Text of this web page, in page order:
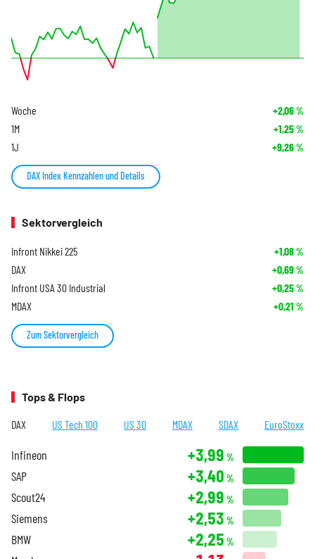
Woche +2,06%
1M +1,25%
1J +9,26%
DAX Index Kennzahlen und Details
Sektorvergleich
Infront Nikkei 225 +1,08%
DAX +0,69%
Infront USA 30 Industrial +0,25%
MDAX +0,21 %
Zum Sektorvergleich
Tops & Flops
DAX US Tech 100 US 30 MDAX SDAX EuroStoxx
Infineon +3,99 %
SAP +3,40 %
Scout24 +2,99 %
Siemens +2,53 %
BMW +2,25 %